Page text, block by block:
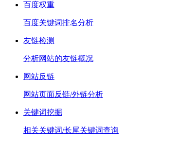
百度权重
百度关键词排名分析
友链检测
分析网站的友链概况
网站反链
网站页面反链/外链分析
关键词挖掘
相关关键词/长尾关键词查询